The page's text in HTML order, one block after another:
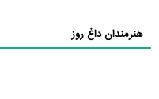
هنرمندان داغ روز